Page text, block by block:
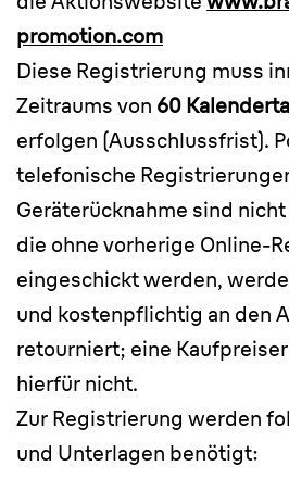
promotion.com
Diese Registrierung muss
Zeitraums von 60
erfolgen (Ausschlussfrist).
telefonische
Geräterücknahme sind
die ohne vorherige Online-
eingeschickt werden,
und kostenpflichtig an den
retourniert; eine
hierfür nicht.
Zur Registrierung werden
und Unterlagen benötigt: